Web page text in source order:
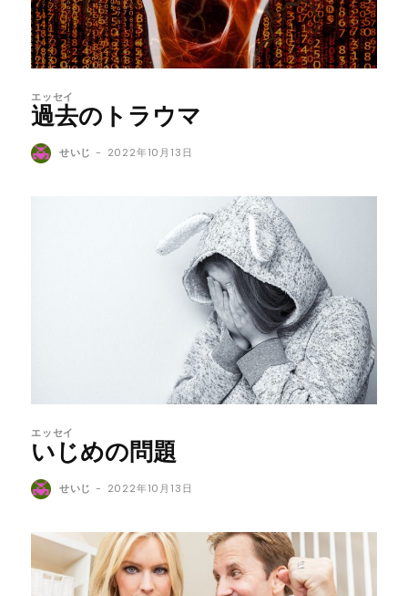
エッセイ
過去のトラウマ
せいじ - 2022年10月13日
エッセイ
いじめの問題
せいじ - 2022年10月13日